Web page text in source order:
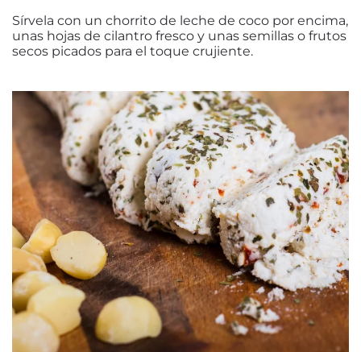
Sírvela con un chorrito de leche de coco por encima,
unas hojas de cilantro fresco y unas semillas o frutos
secos picados para el toque crujiente.